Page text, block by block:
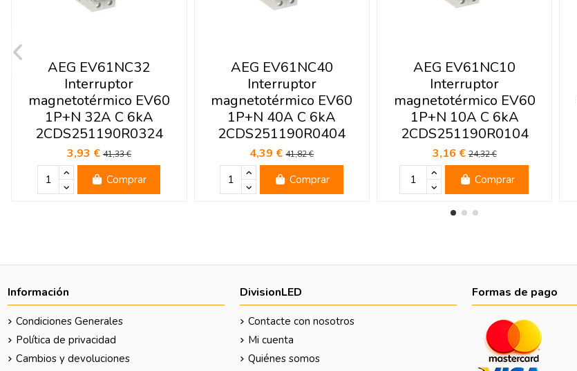
AEG EV61NC32
Interruptor
magnetotérmico EV60
1P+N 32A C 6kA
2CDS251190R0324
3,93 € 41,33 €
Comprar
AEG EV61NC40
Interruptor
magnetotérmico EV60
1P+N 40A C 6kA
2CDS251190R0404
4,39 €41,82 €
Comprar
AEG EV61NC10
Interruptor
magnetotérmico EV60
1P+N 10A C 6kA
2CDS251190R0104
3,16 €24,32 €
Comprar
Información
Condiciones Generales
Política de privacidad
Cambios y devoluciones
DivisionLED
Contacte con nosotros
Mi cuenta
Quiénes somos
Formas de pago